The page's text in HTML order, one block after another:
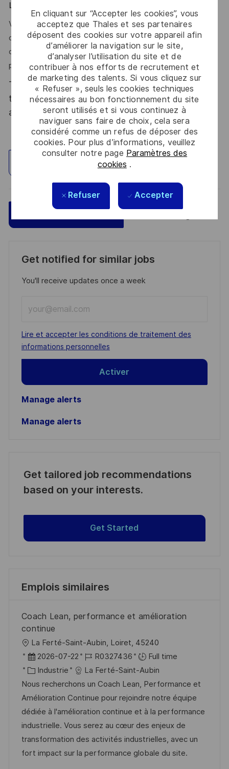
En cliquant sur “Accepter les cookies”, vous
acceptez que Thales et ses partenaires
déposent des cookies sur votre appareil afin
d’améliorer la navigation sur le site,
d’analyser l’utilisation du site et de
contribuer à nos efforts de recrutement et
de marketing des talents. Si vous cliquez sur
« Refuser », seuls les cookies techniques
nécessaires au bon fonctionnement du site
seront utilisés et si vous continuez à
naviguer sans faire de choix, cela sera
considéré comme un refus de déposer des
cookies. Pour plus d’informations, veuillez
consulter notre page Paramètres des
cookies .
Refuser Accepter
Le mot de l’équipe
Vous souhaitez mettre à profit votre expertise et votre
dynamisme au sein d’une équipe engagée, désireuse
d’optimiser ses pratiques dans un contexte d’activités en
pleine transformation ? Rejoignez nous !
Thales, entreprise Handi-Engagée, reconnait
tous les talents. La diversité est notre meilleur
atout. Postulez et rejoignez nous !
Get notified for similar jobs
You'll receive updates once a week
Email
address
(Required)
Required
Lire et accepter les conditions de traitement des
informations personnelles
Activer
Manage alerts
Manage alerts
Get tailored job recommendations
based on your interests.
Get Started
Emplois similaires
Coach Lean, performance et amélioration
continue
o
c
a
l
i
s
a
t
La Ferté-Saint-Aubin, Loiret, 45240
D
a
t
e
d
’
a
f
2026-07-22
R
é
f
é
r
e
n
c
R0327436
Full time
C
a
t
é
g
o
r
Industrie
La Ferté-Saint-Aubin
Nous recherchons un Coach Lean, Performance et
Amélioration Continue pour rejoindre notre équipe
dédiée à l'amélioration continue et à la performance
industrielle. Vous serez au cœur des enjeux de
transformation des activités industrielles, avec un
fort impact sur la performance globale du site.